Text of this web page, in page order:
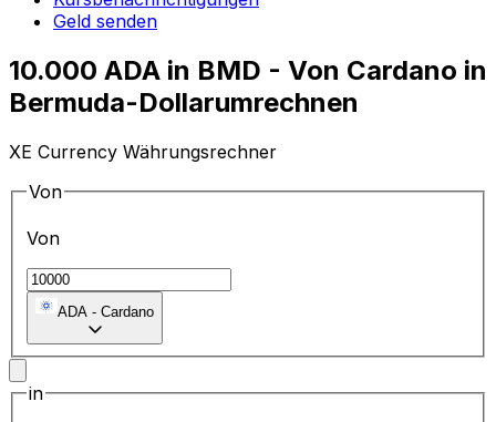
Geld senden
10.000 ADA in BMD - Von Cardano in
Bermuda-Dollarumrechnen
XE Currency Währungsrechner
Von
Von
ADA - Cardano
in